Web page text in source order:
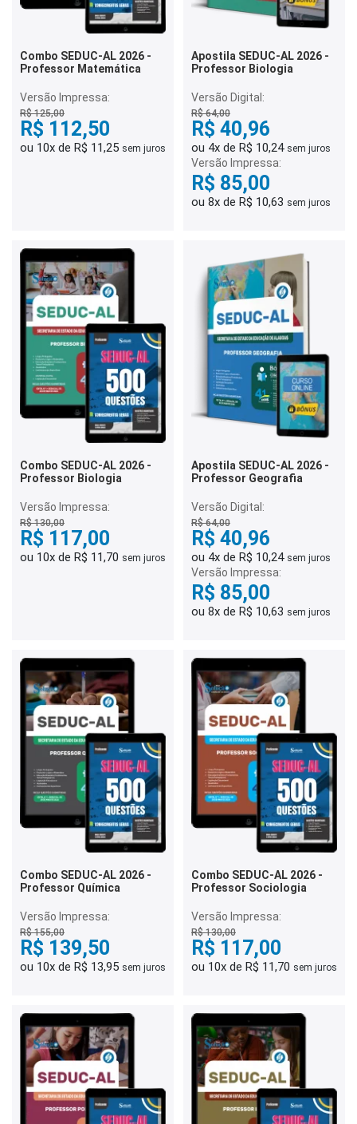
Combo SEDUC-AL 2026 -
Professor Matemática
Versão Impressa:
R$ 125,00
R$ 112,50
ou 10x de R$ 11,25 sem juros
Apostila SEDUC-AL 2026 -
Professor Biologia
Versão Digital:
R$ 64,00
R$ 40,96
ou 4x de R$ 10,24 sem juros
Versão Impressa:
R$ 85,00
ou 8x de R$ 10,63 sem juros
Combo SEDUC-AL 2026 -
Professor Biologia
Versão Impressa:
R$ 130,00
R$ 117,00
ou 10x de R$ 11,70 sem juros
Apostila SEDUC-AL 2026 -
Professor Geografia
Versão Digital:
R$ 64,00
R$ 40,96
ou 4x de R$ 10,24 sem juros
Versão Impressa:
R$ 85,00
ou 8x de R$ 10,63 sem juros
Combo SEDUC-AL 2026 -
Professor Química
Versão Impressa:
R$ 155,00
R$ 139,50
ou 10x de R$ 13,95 sem juros
Combo SEDUC-AL 2026 -
Professor Sociologia
Versão Impressa:
R$ 130,00
R$ 117,00
ou 10x de R$ 11,70 sem juros